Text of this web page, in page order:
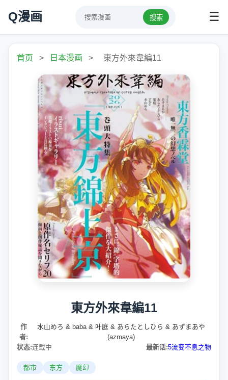
Q漫画 搜索 ☰
首页 > 日本漫画 > 東方外來韋編11
東方外來韋編11
作
者:
水山めろ & baba & 叶庭 & あらたとしひら & あずまあや
(azmaya)
状态:连载中 最新话:5流变不息之物
都市 东方 魔幻